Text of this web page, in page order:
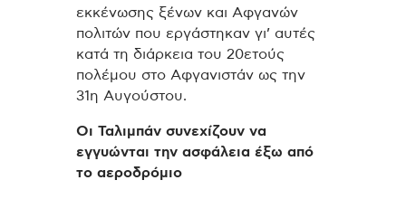
εκκένωσης ξένων και Αφγανών
πολιτών που εργάστηκαν γι’ αυτές
κατά τη διάρκεια του 20ετούς
πολέμου στο Αφγανιστάν ως την
31η Αυγούστου.
Οι Ταλιμπάν συνεχίζουν να
εγγυώνται την ασφάλεια έξω από
το αεροδρόμιο